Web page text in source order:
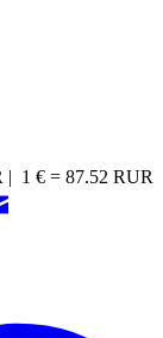
1 € = 87.52 RUR
|